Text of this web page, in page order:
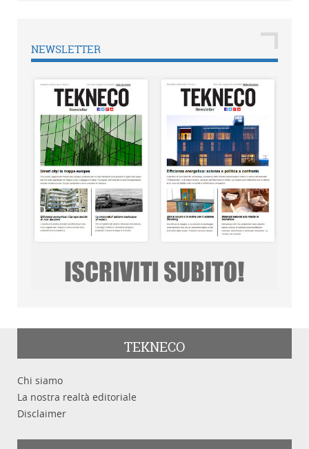
NEWSLETTER
TEKNECO
Chi siamo
La nostra realtà editoriale
Disclaimer